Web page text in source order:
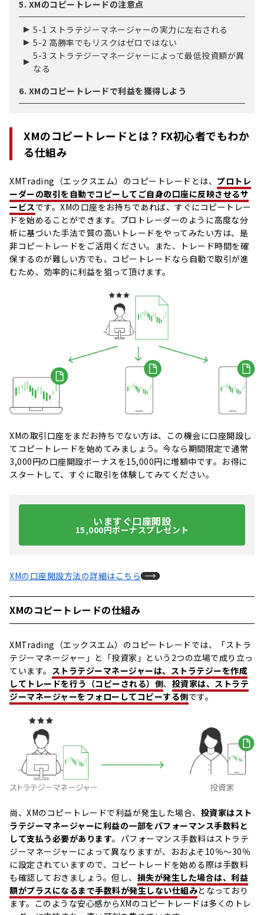
5. XMのコピートレードの注意点
5-1 ストラテジーマネージャーの実力に左右される
5-2 高勝率でもリスクはゼロではない
5-3 ストラテジーマネージャーによって最低投資額が異
なる
6. XMのコピートレードで利益を獲得しよう
XMのコピートレードとは？FX初心者でもわか
る仕組み
XMTrading（エックスエム）のコピートレードとは、 プロトレ
ーダーの取引を自動でコピーしてご自身の口座に反映させるサ
ービスです。XMの口座をお持ちであれば、すぐにコピートレー
ドを始めることができます。プロトレーダーのように高度な分
析に基づいた手法で質の高いトレードをやってみたい方は、是
非コピートレードをご活用ください。また、トレード時間を確
保するのが難しい方でも、コピートレードなら自動で取引が進
むため、効率的に利益を狙って頂けます。
XMの取引口座をまだお持ちでない方は、この機会に口座開設し
てコピートレードを始めてみましょう。今なら期間限定で通常
3,000円の口座開設ボーナスを15,000円に増額中です。お得に
スタートして、すぐに取引を体験してみてください。
いますぐ口座開設
15,000円ボーナスプレゼント
XMの口座開設方法の詳細はこちら
XMのコピートレードの仕組み
XMTrading（エックスエム）のコピートレードでは、「ストラ
テジーマネージャー」と「投資家」という2つの立場で成り立っ
ています。 ストラテジーマネージャーは、ストラテジーを作成
してトレードを行う（コピーされる）側、 投資家は、ストラテ
ジーマネージャーをフォローしてコピーする側です。
尚、XMのコピートレードで利益が発生した場合、 投資家はスト
ラテジーマネージャーに利益の一部をパフォーマンス手数料と
して支払う必要があります。パフォーマンス手数料はストラテ
ジーマネージャーによって異なりますが、おおよそ10％～30％
に設定されていますので、コピートレードを始める際は手数料
も確認しておきましょう。但し、 損失が発生した場合は、利益
額がプラスになるまで手数料が発生しない仕組みとなっており
ます。このような安心感からXMのコピートレードは多くのトレ